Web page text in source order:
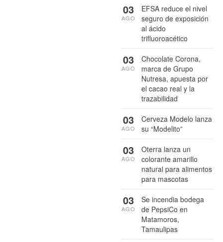
EFSA reduce el nivel
seguro de exposición
al ácido
trifluoroacético
03
AGO
Chocolate Corona,
marca de Grupo
Nutresa, apuesta por
el cacao real y la
trazabilidad
03
AGO
Cerveza Modelo lanza
su “Modelito”
03
AGO
Oterra lanza un
colorante amarillo
natural para alimentos
para mascotas
03
AGO
Se incendia bodega
de PepsiCo en
Matamoros,
Tamaulipas
03
AGO